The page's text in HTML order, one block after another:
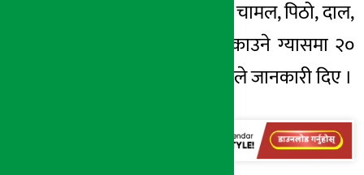
उपभोक्ताले खरिद गर्ने चामल, पिठो, दाल,
नुन, चिनी र खाना पकाउने ग्यासमा २०
प्रतिशत छुट पाइने उनले जानकारी दिए ।